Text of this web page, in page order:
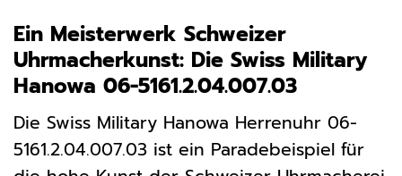
Ein Meisterwerk Schweizer
Uhrmacherkunst: Die Swiss Military
Hanowa 06-5161.2.04.007.03
Die Swiss Military Hanowa Herrenuhr 06-
5161.2.04.007.03 ist ein Paradebeispiel für